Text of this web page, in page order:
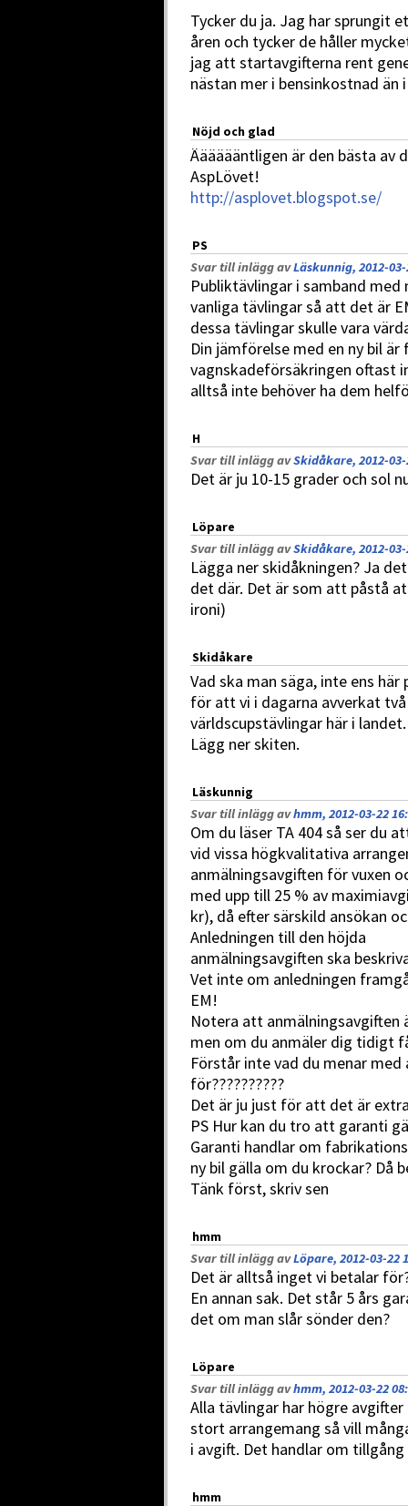
Tycker du ja. Jag har sprungit
åren och tycker de håller
jag att startavgifterna rent
nästan mer i bensinkostnad
Nöjd och glad
Ääääääntligen är den bästa av
AspLövet!
http://asplovet.blogspot.se/
PS
Svar till inlägg avLäskunnig, 2012-03-
Publiktävlingar i samband
vanliga tävlingar så att det är
dessa tävlingar skulle vara
Din jämförelse med en ny bil
vagnskadeförsäkringen oftast
alltså inte behöver ha dem
H
Svar till inlägg avSkidåkare, 2012-03-
Det är ju 10-15 grader och sol
Löpare
Svar till inlägg avSkidåkare, 2012-03-
Lägga ner skidåkningen? Ja
det där. Det är som att påstå
ironi)
Skidåkare
Vad ska man säga, inte ens
för att vi i dagarna avverkat
världscupstävlingar här i
Lägg ner skiten.
Läskunnig
Svar till inlägg avhmm, 2012-03-22
Om du läser TA 404 så ser du
vid vissa högkvalitativa
anmälningsavgiften för vuxen
med upp till 25 % av
kr), då efter särskild ansökan
Anledningen till den höjda
anmälningsavgiften ska
Vet inte om anledningen
EM!
Notera att anmälningsavgiften
men om du anmäler dig tidigt
Förstår inte vad du menar
för??????????
Det är ju just för att det är
PS Hur kan du tro att garanti
Garanti handlar om
ny bil gälla om du krockar? Då
Tänk först, skriv sen
hmm
Svar till inlägg avLöpare, 2012-03-22
Det är alltså inget vi betalar
En annan sak. Det står 5 års
det om man slår sönder den?
Löpare
Svar till inlägg avhmm, 2012-03-22
Alla tävlingar har högre
stort arrangemang så vill
i avgift. Det handlar om
hmm